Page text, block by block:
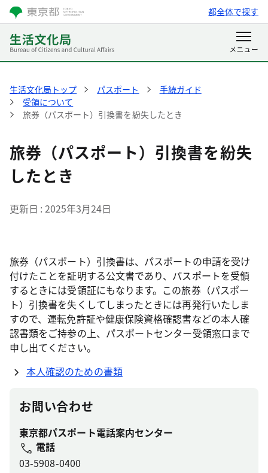
都全体で探す
生活文化局トップ パスポート
手続ガイド
受領について
旅券（パスポート）引換書を紛失したとき
旅券（パスポート）引換書を紛失
したとき
更新日 2025年3月24日
旅券（パスポート）引換書は、パスポートの申請を受け
付けたことを証明する公文書であり、パスポートを受領
するときには受領証にもなります。この旅券（パスポー
ト）引換書を失くしてしまったときには再発行いたしま
すので、運転免許証や健康保険資格確認書などの本人確
認書類をご持参の上、パスポートセンター受領窓口まで
申し出てください。
本人確認のための書類
お問い合わせ
東京都パスポート電話案内センター
電話
03-5908-0400